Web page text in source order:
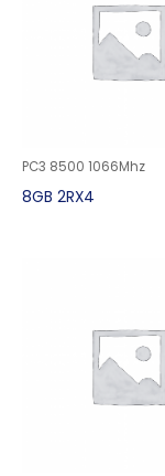
PC3 8500 1066Mhz
8GB 2RX4